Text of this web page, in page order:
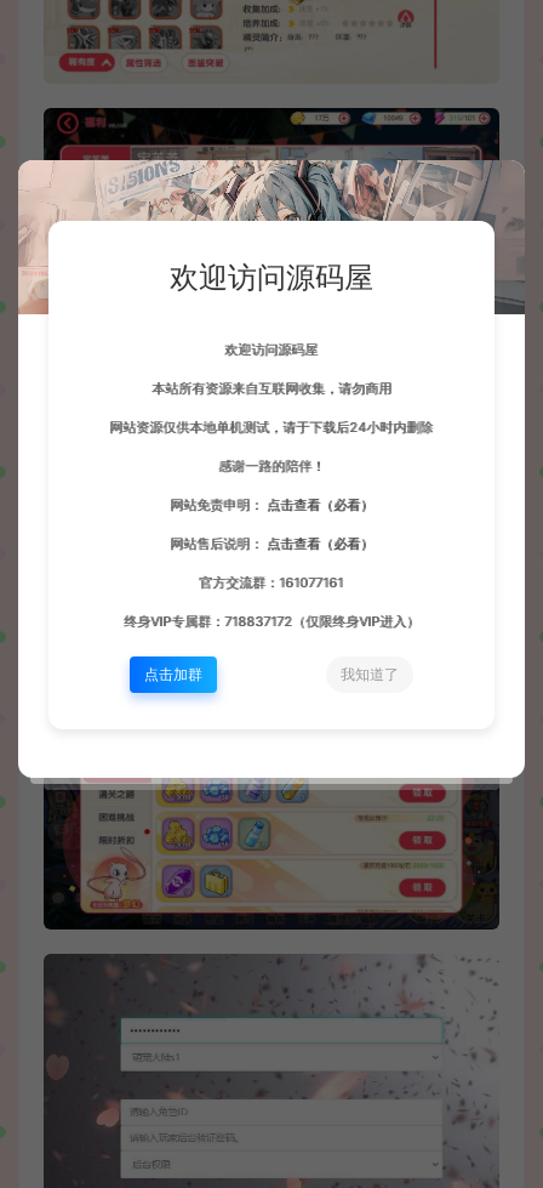
欢迎访问源码屋
欢迎访问源码屋
本站所有资源来自互联网收集，请勿商用
网站资源仅供本地单机测试，请于下载后24小时内删除
感谢一路的陪伴！
网站免责申明： 点击查看（必看）
网站售后说明： 点击查看（必看）
官方交流群：161077161
终身VIP专属群：718837172（仅限终身VIP进入）
点击加群 我知道了